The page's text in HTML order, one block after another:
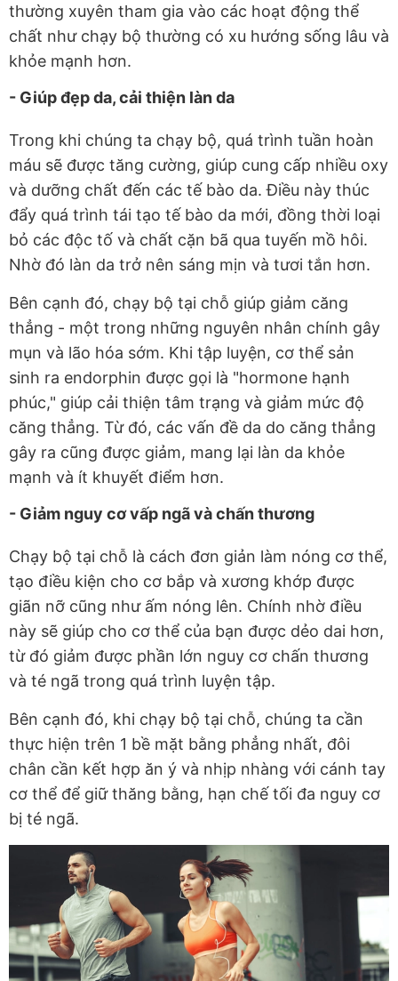
thường xuyên tham gia vào các hoạt động thể
chất như chạy bộ thường có xu hướng sống lâu và
khỏe mạnh hơn.
- Giúp đẹp da, cải thiện làn da
Trong khi chúng ta chạy bộ, quá trình tuần hoàn
máu sẽ được tăng cường, giúp cung cấp nhiều oxy
và dưỡng chất đến các tế bào da. Điều này thúc
đẩy quá trình tái tạo tế bào da mới, đồng thời loại
bỏ các độc tố và chất cặn bã qua tuyến mồ hôi.
Nhờ đó làn da trở nên sáng mịn và tươi tắn hơn.
Bên cạnh đó, chạy bộ tại chỗ giúp giảm căng
thẳng - một trong những nguyên nhân chính gây
mụn và lão hóa sớm. Khi tập luyện, cơ thể sản
sinh ra endorphin được gọi là "hormone hạnh
phúc," giúp cải thiện tâm trạng và giảm mức độ
căng thẳng. Từ đó, các vấn đề da do căng thẳng
gây ra cũng được giảm, mang lại làn da khỏe
mạnh và ít khuyết điểm hơn.
- Giảm nguy cơ vấp ngã và chấn thương
Chạy bộ tại chỗ là cách đơn giản làm nóng cơ thể,
tạo điều kiện cho cơ bắp và xương khớp được
giãn nỡ cũng như ấm nóng lên. Chính nhờ điều
này sẽ giúp cho cơ thể của bạn được dẻo dai hơn,
từ đó giảm được phần lớn nguy cơ chấn thương
và té ngã trong quá trình luyện tập.
Bên cạnh đó, khi chạy bộ tại chỗ, chúng ta cần
thực hiện trên 1 bề mặt bằng phẳng nhất, đôi
chân cần kết hợp ăn ý và nhịp nhàng với cánh tay
cơ thể để giữ thăng bằng, hạn chế tối đa nguy cơ
bị té ngã.